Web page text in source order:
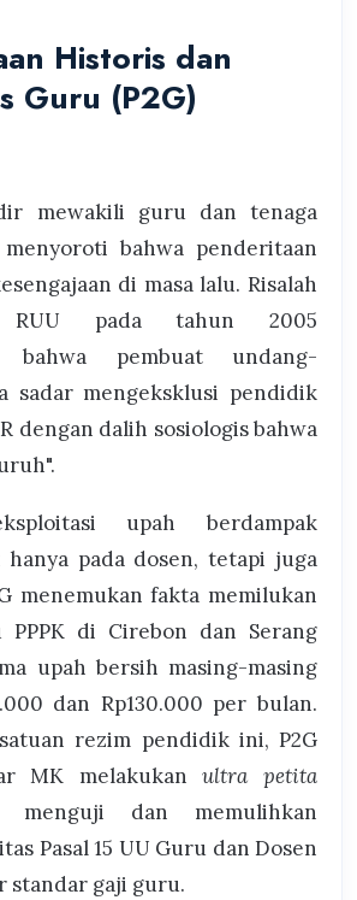
Historis dan
Guru (P2G)
mewakili guru dan tenaga
bahwa penderitaan
di masa lalu. Risalah
RUU pada tahun 2005
bahwa pembuat undang-
sadar mengeksklusi pendidik
dengan dalih sosiologis bahwa
upah berdampak
pada dosen, tetapi juga
menemukan fakta memilukan
di Cirebon dan Serang
upah bersih masing-masing
dan Rp130.000 per bulan.
rezim pendidik ini, P2G
MK melakukanultra petita
dan memulihkan
Pasal 15 UU Guru dan Dosen
standar gaji guru.